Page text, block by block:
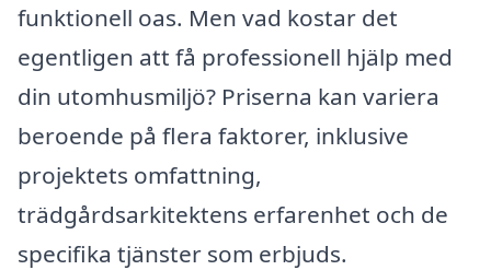
funktionell oas. Men vad kostar det
egentligen att få professionell hjälp med
din utomhusmiljö? Priserna kan variera
beroende på flera faktorer, inklusive
projektets omfattning,
trädgårdsarkitektens erfarenhet och de
specifika tjänster som erbjuds.